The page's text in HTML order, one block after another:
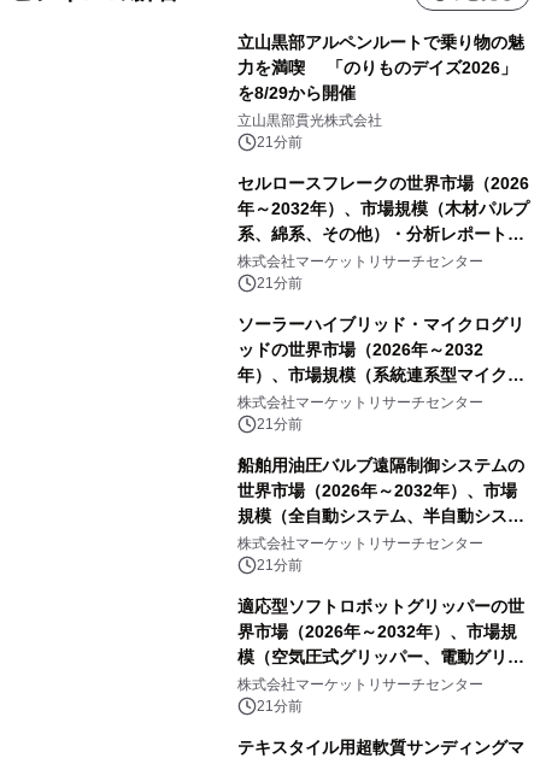
立山黒部アルペンルートで乗り物の魅
力を満喫 「のりものデイズ2026」
を8/29から開催
立山黒部貫光株式会社
21分前
セルロースフレークの世界市場（2026
年～2032年）、市場規模（木材パルプ
系、綿系、その他）・分析レポートを
発表
株式会社マーケットリサーチセンター
21分前
ソーラーハイブリッド・マイクログリ
ッドの世界市場（2026年～2032
年）、市場規模（系統連系型マイクロ
グリッド、独立型マイクログリッ
ド）・分析レポートを発表
株式会社マーケットリサーチセンター
21分前
船舶用油圧バルブ遠隔制御システムの
世界市場（2026年～2032年）、市場
規模（全自動システム、半自動システ
ム）・分析レポートを発表
株式会社マーケットリサーチセンター
21分前
適応型ソフトロボットグリッパーの世
界市場（2026年～2032年）、市場規
模（空気圧式グリッパー、電動グリッ
パー）・分析レポートを発表
株式会社マーケットリサーチセンター
21分前
テキスタイル用超軟質サンディングマ